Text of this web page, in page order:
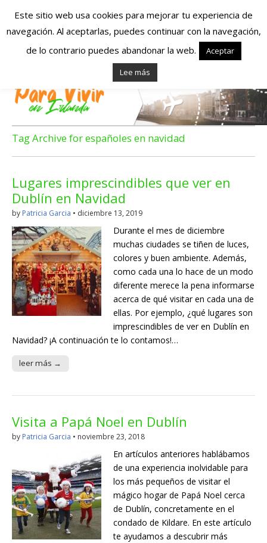
Españoles en
Irlanda – Vivir en
Irlanda – Trabajo
en Irlanda –
Alojamiento en
Irlanda
Blog dedicado a los que viven, estudian y trabajan en
Irlanda!
Tag Archive for españoles en navidad
Lugares imprescindibles que ver en
Dublín en Navidad
by Patricia Garcia • diciembre 13, 2019
Durante el mes de diciembre
muchas ciudades se tiñen de luces,
colores y buen ambiente. Además,
como cada una lo hace de un modo
diferente merece la pena informarse
acerca de qué visitar en cada una de
ellas. Por ejemplo, ¿qué lugares son
imprescindibles de ver en Dublín en
Navidad? ¡A continuación te lo contamos!…
leer más →
Visita a Papá Noel en Dublín
by Patricia Garcia • noviembre 23, 2018
En artículos anteriores hablábamos
de una experiencia inolvidable para
los más pequeños de visitar el
mágico hogar de Papá Noel cerca
de Dublín, concretamente en el
condado de Kildare. En este artículo
te ayudamos a descubrir más
Este sitio web usa cookies para mejorar tu experiencia de
navegación. Al aceptarlas, puedes continuar con la navegación,
de lo contrario puedes abandonar la web.
Aceptar
Lee más